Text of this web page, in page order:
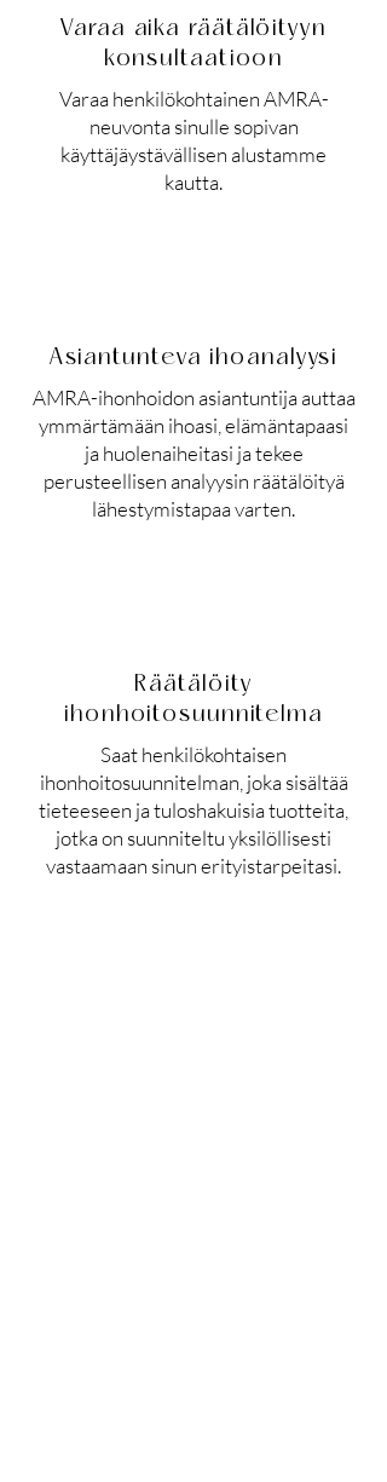
Varaa aika räätälöityyn
konsultaatioon
Varaa henkilökohtainen AMRA-
neuvonta sinulle sopivan
käyttäjäystävällisen alustamme
kautta.
Asiantunteva ihoanalyysi
AMRA-ihonhoidon asiantuntija auttaa
ymmärtämään ihoasi, elämäntapaasi
ja huolenaiheitasi ja tekee
perusteellisen analyysin räätälöityä
lähestymistapaa varten.
Räätälöity
ihonhoitosuunnitelma
Saat henkilökohtaisen
ihonhoitosuunnitelman, joka sisältää
tieteeseen ja tuloshakuisia tuotteita,
jotka on suunniteltu yksilöllisesti
vastaamaan sinun erityistarpeitasi.